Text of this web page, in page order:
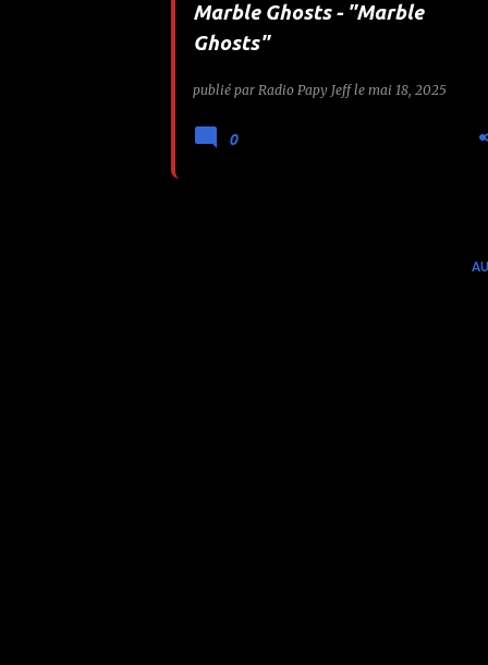
Marble Ghosts - "Marble
Ghosts"
publié par Radio Papy Jeff le mai 18, 2025
0